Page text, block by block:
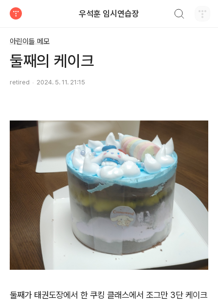
우석훈 임시연습장
아린이들 메모
둘째의 케이크
retired 2024. 5. 11. 21:15
둘째가 태권도장에서 한 쿠킹 클래스에서 조그만 3단 케이크